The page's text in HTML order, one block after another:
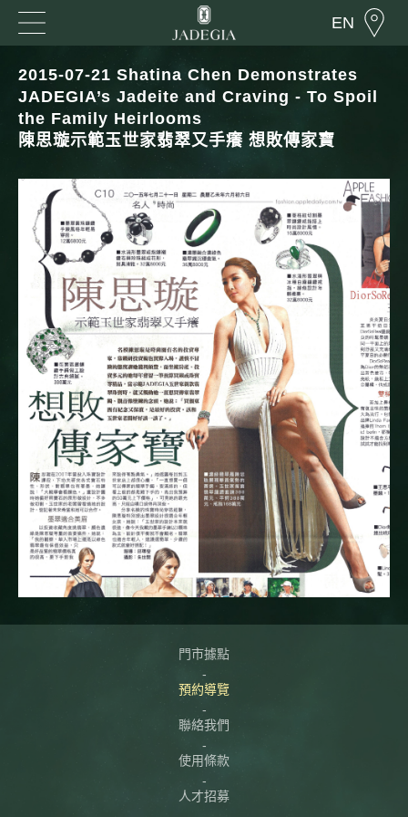
EN
2015-07-21 Shatina Chen Demonstrates
JADEGIA’s Jadeite and Craving - To Spoil
the Family Heirlooms
陳思璇示範玉世家翡翠又手癢 想敗傳家寶
門市據點
預約導覽
聯絡我們
使用條款
人才招募